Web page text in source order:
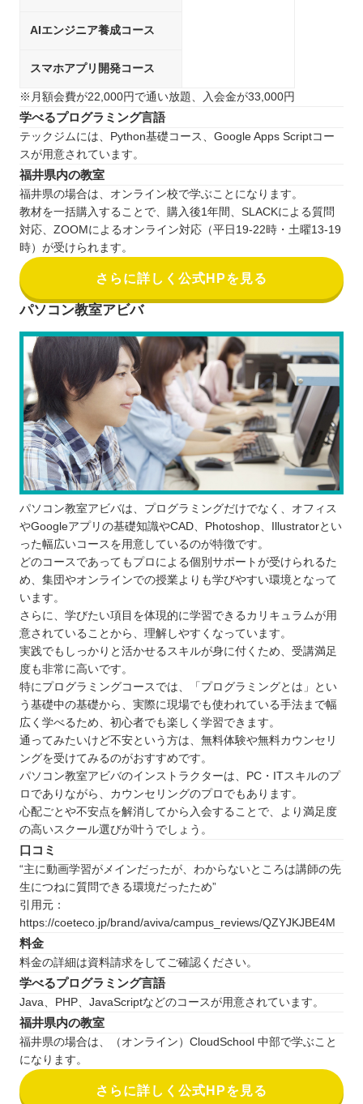
AIエンジニア養成コース
スマホアプリ開発コース
※月額会費が22,000円で通い放題、入会金が33,000円
学べるプログラミング言語
テックジムには、Python基礎コース、Google Apps Scriptコー
スが用意されています。
福井県内の教室
福井県の場合は、オンライン校で学ぶことになります。
教材を一括購入することで、購入後1年間、SLACKによる質問
対応、ZOOMによるオンライン対応（平日19-22時・土曜13-19
時）が受けられます。
さらに詳しく公式HPを見る
パソコン教室アビバ
パソコン教室アビバは、プログラミングだけでなく、オフィス
やGoogleアプリの基礎知識やCAD、Photoshop、Illustratorとい
った幅広いコースを用意しているのが特徴です。
どのコースであってもプロによる個別サポートが受けられるた
め、集団やオンラインでの授業よりも学びやすい環境となって
います。
さらに、学びたい項目を体現的に学習できるカリキュラムが用
意されていることから、理解しやすくなっています。
実践でもしっかりと活かせるスキルが身に付くため、受講満足
度も非常に高いです。
特にプログラミングコースでは、「プログラミングとは」とい
う基礎中の基礎から、実際に現場でも使われている手法まで幅
広く学べるため、初心者でも楽しく学習できます。
通ってみたいけど不安という方は、無料体験や無料カウンセリ
ングを受けてみるのがおすすめです。
パソコン教室アビバのインストラクターは、PC・ITスキルのプ
ロでありながら、カウンセリングのプロでもあります。
心配ごとや不安点を解消してから入会することで、より満足度
の高いスクール選びが叶うでしょう。
口コミ
“主に動画学習がメインだったが、わからないところは講師の先
生につねに質問できる環境だったため”
引用元：
https://coeteco.jp/brand/aviva/campus_reviews/QZYJKJBE4M
料金
料金の詳細は資料請求をしてご確認ください。
学べるプログラミング言語
Java、PHP、JavaScriptなどのコースが用意されています。
福井県内の教室
福井県の場合は、（オンライン）CloudSchool 中部で学ぶこと
になります。
さらに詳しく公式HPを見る